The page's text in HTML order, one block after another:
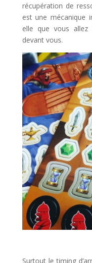
récupération de
est une mécanique
elle que vous
devant vous.
Surtout le timing